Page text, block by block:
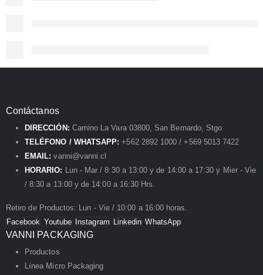
Contáctanos
DIRECCIÓN: Camino La Vara 03800, San Bernardo, Stgo
TELÉFONO / WHATSAPP: +562 2892 1000 / +569 5013 7422
EMAIL: vanni@vanni.cl
HORARIO: Lun - Mar / 8:30 a 13:00 y de 14:00 a 17:30 y Mier - Vie
/ 8:30 a 13:00 y de 14:00 a 16:30 Hrs.
Retiro de Productos: Lun - Vie / 10:00 a 16:00 horas.
Facebook Youtube Instagram Linkedin WhatsApp
VANNI PACKAGING
Productos
Línea Micro Packaging